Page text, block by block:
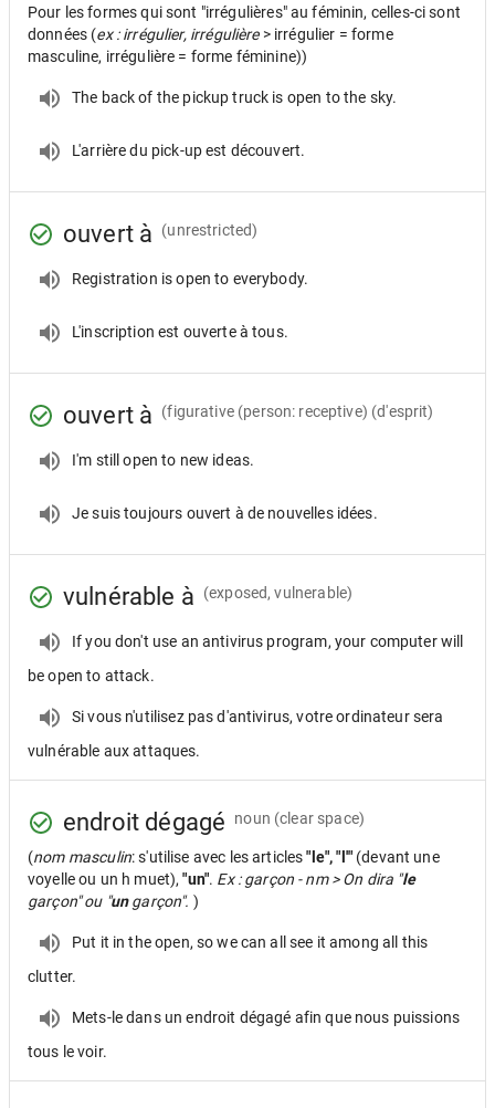
Pour les formes qui sont "irrégulières" au féminin, celles-ci sont
données (ex : irrégulier, irrégulière> irrégulier = forme
masculine, irrégulière = forme féminine))
The back of the pickup truck is open to the sky.
L'arrière du pick-up est découvert.
ouvert à (unrestricted)
Registration is open to everybody.
L'inscription est ouverte à tous.
ouvert à (figurative (person: receptive) (d'esprit)
I'm still open to new ideas.
Je suis toujours ouvert à de nouvelles idées.
vulnérable à (exposed, vulnerable)
If you don't use an antivirus program, your computer will
be open to attack.
Si vous n'utilisez pas d'antivirus, votre ordinateur sera
vulnérable aux attaques.
endroit dégagé noun (clear space)
(nom masculin: s'utilise avec les articles"le", "l'" (devant une
voyelle ou un h muet),"un". Ex : garçon - nm > On dira "le
garçon" ou "ungarçon". )
Put it in the open, so we can all see it among all this
clutter.
Mets-le dans un endroit dégagé afin que nous puissions
tous le voir.